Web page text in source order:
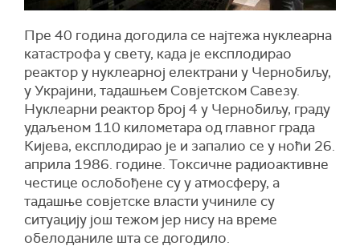
Пре 40 година догодила се најтежа нуклеарна
катастрофа у свету, када је експлодирао
реактор у нуклеарној електрани у Чернобиљу,
у Украјини, тадашњем Совјетском Савезу.
Нуклеарни реактор број 4 у Чернобиљу, граду
удаљеном 110 километара од главног града
Кијева, експлодирао је и запалио се у ноћи 26.
априла 1986. године. Токсичне радиоактивне
честице ослобођене су у атмосферу, а
тадашње совјетске власти учиниле су
ситуацију још тежом јер нису на време
обелоданиле шта се догодило.